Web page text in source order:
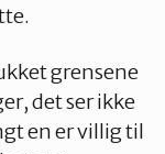
grensene
det ser ikke
en er villig til